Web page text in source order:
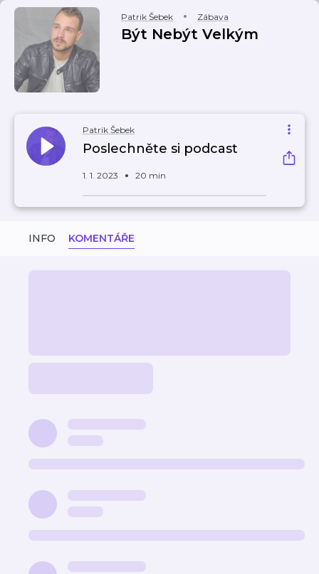
Patrik Šebek Zábava
Být Nebýt Velkým
Patrik Šebek
Poslechněte si podcast
1. 1. 2023 20 min
INFO KOMENTÁŘE